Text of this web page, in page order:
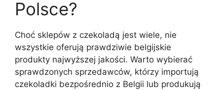
Polsce?
Choć sklepów z czekoladą jest wiele, nie
wszystkie oferują prawdziwie belgijskie
produkty najwyższej jakości. Warto wybierać
sprawdzonych sprzedawców, którzy importują
czekoladki bezpośrednio z Belgii lub produkują